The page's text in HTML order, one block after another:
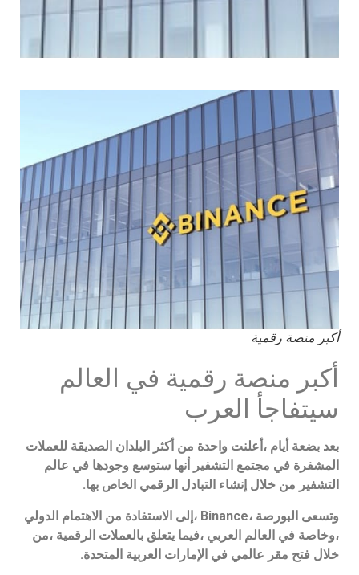
أكبر منصة رقمية
أكبر منصة رقمية في العالم
سيتفاجأ العرب
بعد بضعة أيام ،أعلنت واحدة من أكثر البلدان الصديقة للعملات
المشفرة في مجتمع التشفير أنها ستوسع وجودها في عالم
التشفير من خلال إنشاء التبادل الرقمي الخاص بها.
وتسعى البورصة ،Binance ،إلى الاستفادة من الاهتمام الدولي
،وخاصة في العالم العربي ،فيما يتعلق بالعملات الرقمية ،من
خلال فتح مقر عالمي في الإمارات العربية المتحدة.